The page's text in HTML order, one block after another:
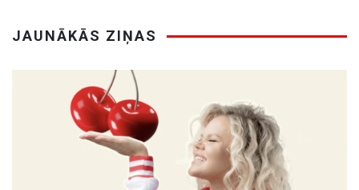
JAUNĀKĀS ZIŅAS